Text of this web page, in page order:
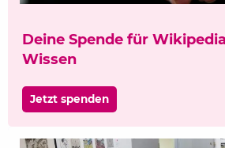
Deine Spende für
Wissen
Jetzt spenden